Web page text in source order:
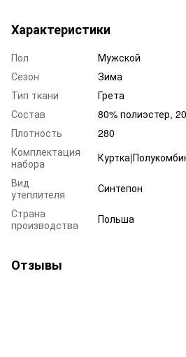
Характеристики
Пол
Мужской
Сезон
Зима
Тип ткани
Грета
Состав
80% полиэстер,
Плотность
280
Комплектация
набора
Вид
утеплителя
Синтепон
Страна
производства
Польша
Отзывы